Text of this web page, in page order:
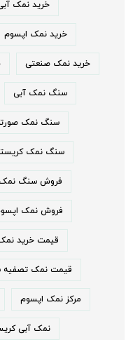
خرید نمک
خرید نمک اپسوم
خرید نمک صنعتی
سنگ نمک آبی
سنگ نمک
سنگ نمک
فروش سنگ نمک
فروش نمک
قیمت خرید
قیمت نمک تصفیه
مرکز نمک اپسوم
نمک آبی